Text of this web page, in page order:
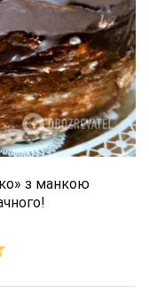
з манкою